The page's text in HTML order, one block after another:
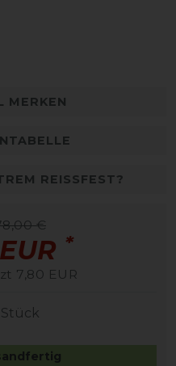
MERKEN
REISSFEST?
€
*
7,80 EUR
Stück